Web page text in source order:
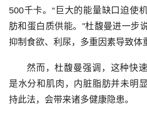
500千卡。“巨大的能量缺口迫使
肪和蛋白质供能。”杜馥曼进一步
抑制食欲、利尿，多重因素导致体
然而，杜馥曼强调，这种快
是水分和肌肉，内脏脂肪并未明
持此法，会带来诸多健康隐患。